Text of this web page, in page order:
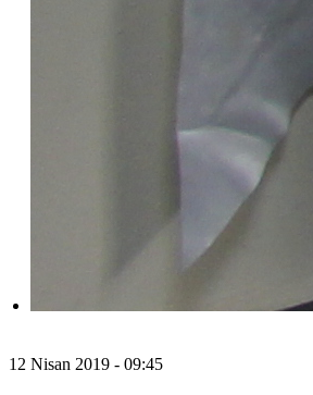
12 Nisan 2019 - 09:45